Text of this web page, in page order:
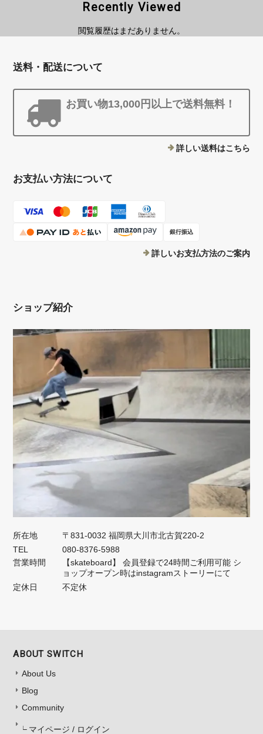
Recently Viewed
閲覧履歴はまだありません。
送料・配送について
お買い物13,000円以上で送料無料！
詳しい送料はこちら
お支払い方法について
銀行振込
詳しいお支払方法のご案内
ショップ紹介
所在地
〒831-0032 福岡県大川市北古賀220-2
TEL
080-8376-5988
営業時間
【skateboard】 会員登録で24時間ご利用可能 シ
ョップオープン時はinstagramストーリーにて
定休日
不定休
ABOUT SWITCH
About Us
Blog
Community
マイページ / ログイン